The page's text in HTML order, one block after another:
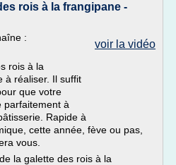
rois à la frangipane -
voir la vidéo
:
rois à la
à réaliser. Il suffit
que votre
parfaitement à
Rapide à
cette année, fève ou pas,
vous.
la galette des rois à la